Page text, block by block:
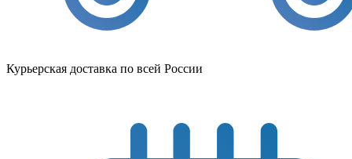
Курьерская доставка по всей России